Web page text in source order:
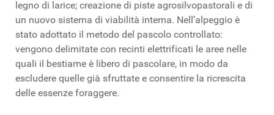
legno di larice; creazione di piste agrosilvopastorali e di
un nuovo sistema di viabilità interna. Nell’alpeggio è
stato adottato il metodo del pascolo controllato:
vengono delimitate con recinti elettrificati le aree nelle
quali il bestiame è libero di pascolare, in modo da
escludere quelle già sfruttate e consentire la ricrescita
delle essenze foraggere.